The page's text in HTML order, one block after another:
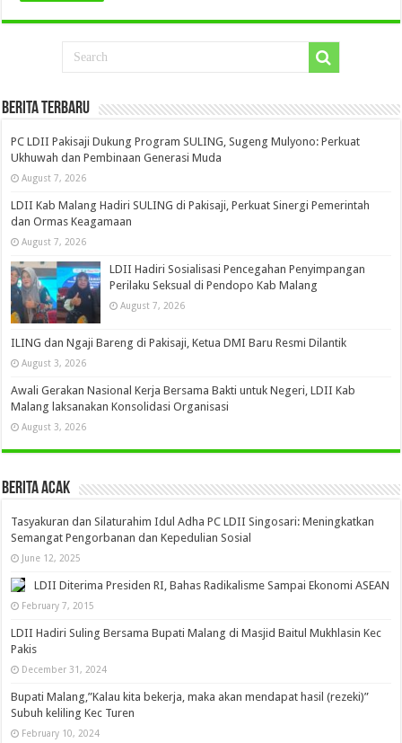
Berita Terbaru
PC LDII Pakisaji Dukung Program SULING, Sugeng Mulyono: Perkuat
Ukhuwah dan Pembinaan Generasi Muda
August 7, 2026
LDII Kab Malang Hadiri SULING di Pakisaji, Perkuat Sinergi Pemerintah
dan Ormas Keagamaan
August 7, 2026
LDII Hadiri Sosialisasi Pencegahan Penyimpangan
Perilaku Seksual di Pendopo Kab Malang
August 7, 2026
ILING dan Ngaji Bareng di Pakisaji, Ketua DMI Baru Resmi Dilantik
August 3, 2026
Awali Gerakan Nasional Kerja Bersama Bakti untuk Negeri, LDII Kab
Malang laksanakan Konsolidasi Organisasi
August 3, 2026
Berita Acak
Tasyakuran dan Silaturahim Idul Adha PC LDII Singosari: Meningkatkan
Semangat Pengorbanan dan Kepedulian Sosial
June 12, 2025
LDII Diterima Presiden RI, Bahas Radikalisme Sampai Ekonomi ASEAN
February 7, 2015
LDII Hadiri Suling Bersama Bupati Malang di Masjid Baitul Mukhlasin Kec
Pakis
December 31, 2024
Bupati Malang,”Kalau kita bekerja, maka akan mendapat hasil (rezeki)”
Subuh keliling Kec Turen
February 10, 2024